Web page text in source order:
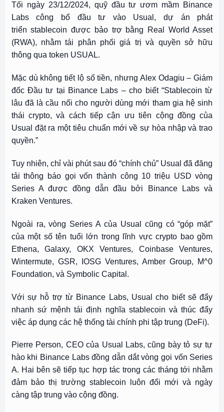
Tối ngày 23/12/2024, quỹ đầu tư ươm mầm Binance
Labs công bố đầu tư vào Usual, dự án phát
triển stablecoin được bảo trợ bằng Real World Asset
(RWA), nhằm tái phân phối giá trị và quyền sở hữu
thông qua token USUAL.
Mặc dù không tiết lộ số tiền, nhưng Alex Odagiu – Giám
đốc Đầu tư tại Binance Labs – cho biết “Stablecoin từ
lâu đã là cầu nối cho người dùng mới tham gia hệ sinh
thái crypto, và cách tiếp cận ưu tiên cộng đồng của
Usual đặt ra một tiêu chuẩn mới về sự hòa nhập và trao
quyền.”
Tuy nhiên, chỉ vài phút sau đó “chính chủ” Usual đã đăng
tải thông báo gọi vốn thành công 10 triệu USD vòng
Series A được đồng dẫn đầu bởi Binance Labs và
Kraken Ventures.
Ngoài ra, vòng Series A của Usual cũng có “góp mặt”
của một số tên tuổi lớn trong lĩnh vực crypto bao gồm
Ethena, Galaxy, OKX Ventures, Coinbase Ventures,
Wintermute, GSR, IOSG Ventures, Amber Group, M^0
Foundation, và Symbolic Capital.
Với sự hỗ trợ từ Binance Labs, Usual cho biết sẽ đẩy
nhanh sứ mệnh tái định nghĩa stablecoin và thúc đẩy
việc áp dụng các hệ thống tài chính phi tập trung (DeFi).
Pierre Person, CEO của Usual Labs, cũng bày tỏ sự tự
hào khi Binance Labs đồng dẫn dắt vòng gọi vốn Series
A. Hai bên sẽ tiếp tục hợp tác trong các tháng tới nhằm
đảm bảo thị trường stablecoin luôn đổi mới và ngày
càng tập trung vào cộng đồng.